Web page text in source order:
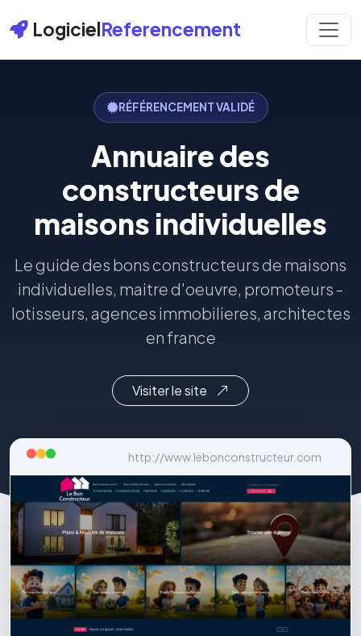
LogicielReferencement
RÉFÉRENCEMENT VALIDÉ
Annuaire des
constructeurs de
maisons individuelles
Le guide des bons constructeurs de maisons
individuelles, maitre d'oeuvre, promoteurs -
lotisseurs, agences immobilieres, architectes
en france
Visiter le site
http://www.lebonconstructeur.com